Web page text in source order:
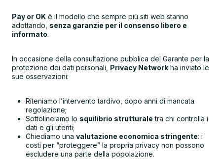
Pay or OK è il modello che sempre più siti web stanno
adottando, senza garanzie per il consenso libero e
informato.
In occasione della consultazione pubblica del Garante per la
protezione dei dati personali, Privacy Network ha inviato le
sue osservazioni:
Riteniamo l’intervento tardivo, dopo anni di mancata
regolazione;
Sottolineiamo lo squilibrio strutturale tra chi controlla i
dati e gli utenti;
Chiediamo una valutazione economica stringente: i
costi per “proteggere” la propria privacy non possono
escludere una parte della popolazione.